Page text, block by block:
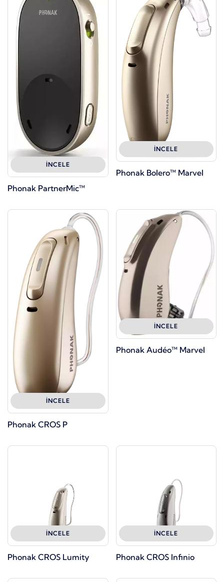
İNCELE
Phonak PartnerMic™
İNCELE
Phonak Bolero™ Marvel
İNCELE
Phonak CROS P
İNCELE
Phonak Audéo™ Marvel
İNCELE
Phonak CROS Lumity
İNCELE
Phonak CROS Infinio